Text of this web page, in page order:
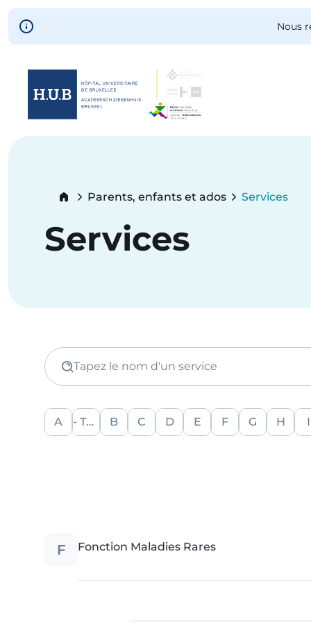
Skip to main content
Nous
Skip
Breadcrumb
Parents, enfants et ados Services
Services
Tapez le nom d'un service
A - Tout -B C D E F G H I
F Fonction Maladies Rares